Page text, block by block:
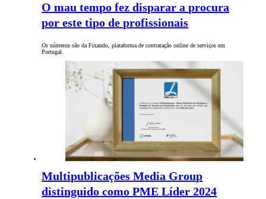
O mau tempo fez disparar a procura
por este tipo de profissionais
Os números são da Fixando, plataforma de contratação online de serviços em
Portugal.
Multipublicações Media Group
distinguido como PME Líder 2024